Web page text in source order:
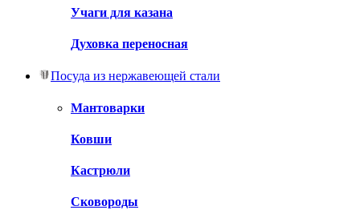
Учаги для казана
Духовка переносная
Посуда из нержавеющей стали
Мантоварки
Ковши
Кастрюли
Сковороды